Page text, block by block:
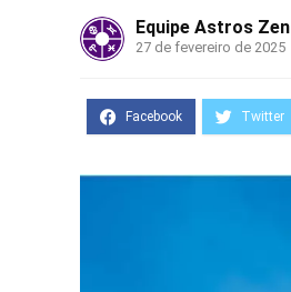
Equipe Astros Zen
27 de fevereiro de 2025